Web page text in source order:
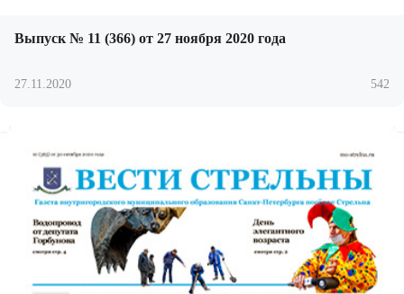
Выпуск № 11 (366) от 27 ноября 2020 года
27.11.2020 542